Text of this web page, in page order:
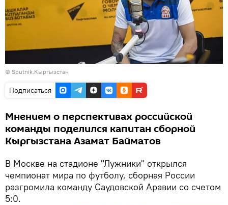
© Sputnik.Кыргызстан
Подписаться
Мнением о перспективах российской
команды поделился капитан сборной
Кыргызстана Азамат Байматов
В Москве на стадионе "Лужники" открылся
чемпионат мира по футболу, сборная России
разгромила команду Саудовской Аравии со счетом
5:0.